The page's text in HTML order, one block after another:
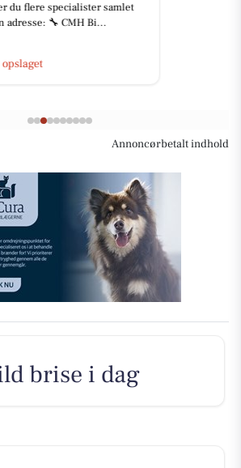
du flere specialister samlet
adresse: 🔧 CMH Bi...
Annoncørbetalt indhold
brise i dag